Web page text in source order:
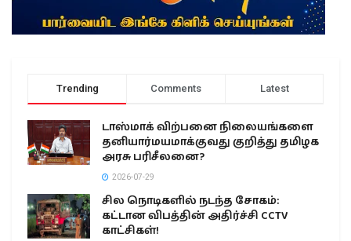
Trending Comments Latest
டாஸ்மாக் விற்பனை நிலையங்களை
தனியார்மயமாக்குவது குறித்து தமிழக
அரசு பரிசீலனை?
2026-07-29
சில நொடிகளில் நடந்த சோகம்:
கட்டான விபத்தின் அதிர்ச்சி CCTV
காட்சிகள்!